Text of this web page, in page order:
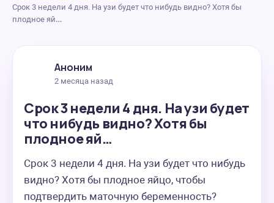
Срок 3 недели 4 дня. На узи будет что нибудь видно? Хотя бы
плодное яй…
Аноним
2 месяца назад
Срок 3 недели 4 дня. На узи будет
что нибудь видно? Хотя бы
плодное яй…
Срок 3 недели 4 дня. На узи будет что нибудь
видно? Хотя бы плодное яйцо, чтобы
подтвердить маточную беременность?